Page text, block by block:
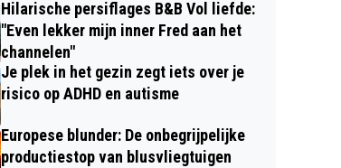
Hilarische persiflages B&B Vol liefde:
"Even lekker mijn inner Fred aan het
channelen"
Je plek in het gezin zegt iets over je
risico op ADHD en autisme
Europese blunder: De onbegrijpelijke
productiestop van blusvliegtuigen